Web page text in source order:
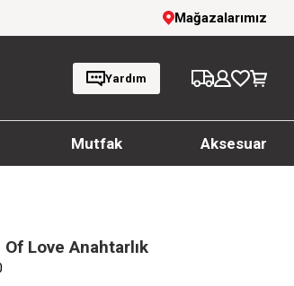
Varan İndirim! 1000 TL
Mağazalarımız
Yardım
Mutfak Aksesuar
Love Anahtarlık